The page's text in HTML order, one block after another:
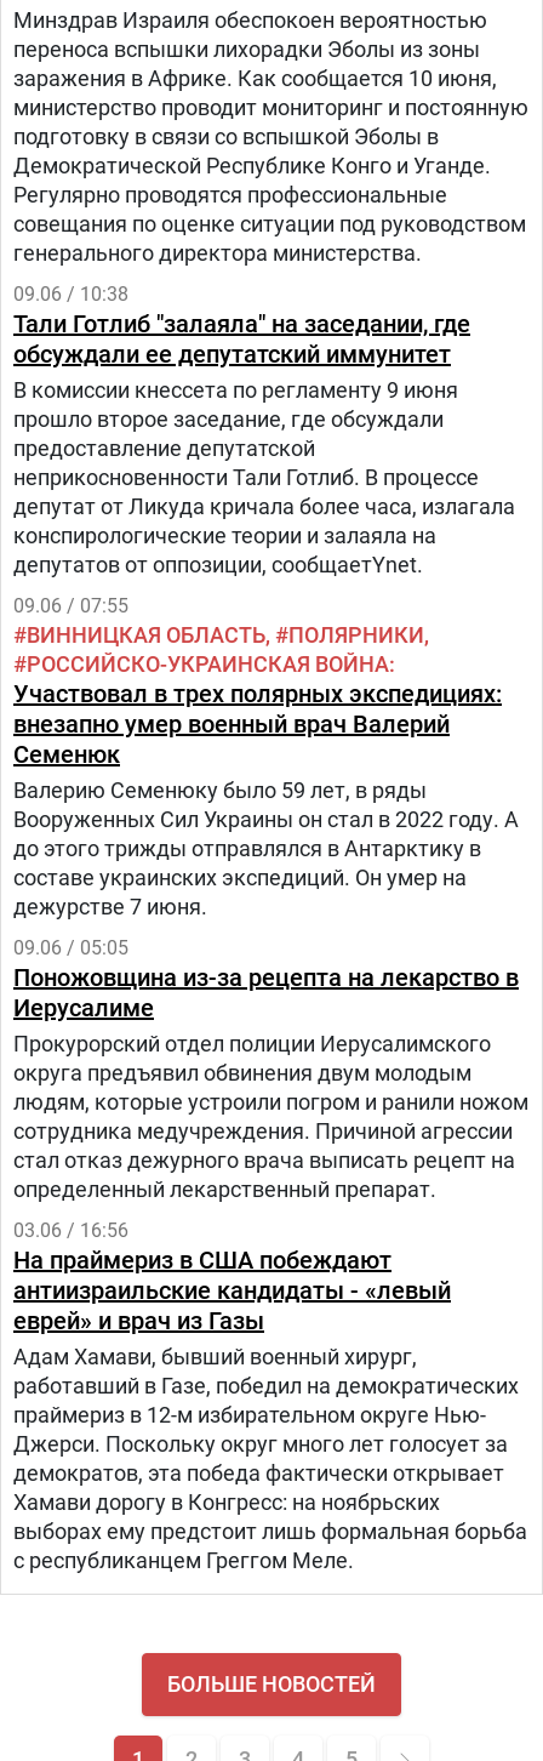
Минздрав Израиля обеспокоен вероятностью
переноса вспышки лихорадки Эболы из зоны
заражения в Африке. Как сообщается 10 июня,
министерство проводит мониторинг и постоянную
подготовку в связи со вспышкой Эболы в
Демократической Республике Конго и Уганде.
Регулярно проводятся профессиональные
совещания по оценке ситуации под руководством
генерального директора министерства.
09.06 / 10:38
Тали Готлиб "залаяла" на заседании, где
обсуждали ее депутатский иммунитет
В комиссии кнессета по регламенту 9 июня
прошло второе заседание, где обсуждали
предоставление депутатской
неприкосновенности Тали Готлиб. В процессе
депутат от Ликуда кричала более часа, излагала
конспирологические теории и залаяла на
депутатов от оппозиции, сообщаетYnet.
09.06 / 07:55
ВИННИЦКАЯ ОБЛАСТЬ
ПОЛЯРНИКИ
РОССИЙСКО-УКРАИНСКАЯ ВОЙНА
Участвовал в трех полярных экспедициях:
внезапно умер военный врач Валерий
Семенюк
Валерию Семенюку было 59 лет, в ряды
Вооруженных Сил Украины он стал в 2022 году. А
до этого трижды отправлялся в Антарктику в
составе украинских экспедиций. Он умер на
дежурстве 7 июня.
09.06 / 05:05
Поножовщина из-за рецепта на лекарство в
Иерусалиме
Прокурорский отдел полиции Иерусалимского
округа предъявил обвинения двум молодым
людям, которые устроили погром и ранили ножом
сотрудника медучреждения. Причиной агрессии
стал отказ дежурного врача выписать рецепт на
определенный лекарственный препарат.
03.06 / 16:56
На праймериз в США побеждают
антиизраильские кандидаты - «левый
еврей» и врач из Газы
Адам Хамави, бывший военный хирург,
работавший в Газе, победил на демократических
праймериз в 12-м избирательном округе Нью-
Джерси. Поскольку округ много лет голосует за
демократов, эта победа фактически открывает
Хамави дорогу в Конгресс: на ноябрьских
выборах ему предстоит лишь формальная борьба
с республиканцем Греггом Меле.
БОЛЬШЕ НОВОСТЕЙ